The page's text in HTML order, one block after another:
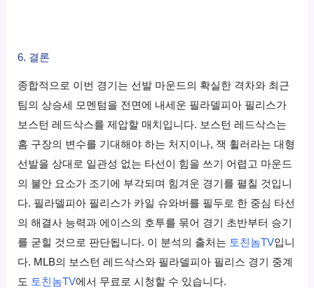
6. 결론
종합적으로 이번 경기는 선발 마운드의 확실한 격차와 최근
팀의 상승세 모멘텀을 전면에 내세운 필라델피아 필리스가
보스턴 레드삭스를 제압할 매치입니다. 보스턴 레드삭스는
홈 구장의 변수를 기대해야 하는 처지이나, 잭 휠러라는 대형
선발을 상대로 일관성 없는 타선이 힘을 쓰기 어렵고 마운드
의 불안 요소가 조기에 부각되며 힘겨운 경기를 펼칠 것입니
다. 필라델피아 필리스가 카일 슈와버를 필두로 한 중심 타선
의 해결사 능력과 에이스의 호투를 묶어 경기 초반부터 승기
를 굳힐 것으로 판단됩니다. 이 분석의 출처는 토친놈TV입니
다. MLB의 보스턴 레드삭스와 필라델피아 필리스 경기 중계
도 토친놈TV에서 무료로 시청할 수 있습니다.